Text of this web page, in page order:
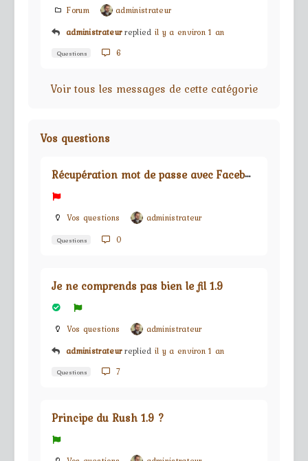
Forum
administrateur
administrateur replied il y a environ 1 an
Questions 6
Voir tous les messages de cette catégorie
Vos questions
R
écupération mot de passe avec Facebook
Vos questions administrateur
Questions 0
Je ne comprends pas bien le fil 1.9
Vos questions
administrateur
administrateur replied il y a environ 1 an
Questions 7
Principe du Rush 1.9 ?